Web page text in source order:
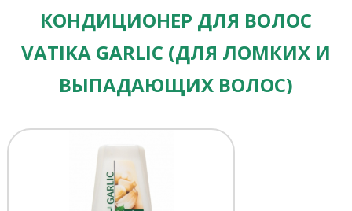
КОНДИЦИОНЕР ДЛЯ ВОЛОС
VATIKA GARLIC (ДЛЯ ЛОМКИХ И
ВЫПАДАЮЩИХ ВОЛОС)